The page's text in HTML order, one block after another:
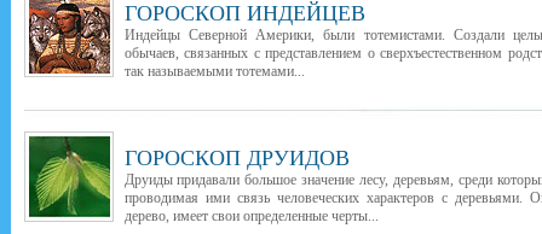
ГОРОСКОП ИНДЕЙЦЕВ
Индейцы Северной Америки, были тотемистами. Создали
обычаев, связанных с представлением о сверхъестественном
так называемыми тотемами...
ГОРОСКОП ДРУИДОВ
Друиды придавали большое значение лесу, деревьям, среди
проводимая ими связь человеческих характеров с
дерево, имеет свои определенные черты...